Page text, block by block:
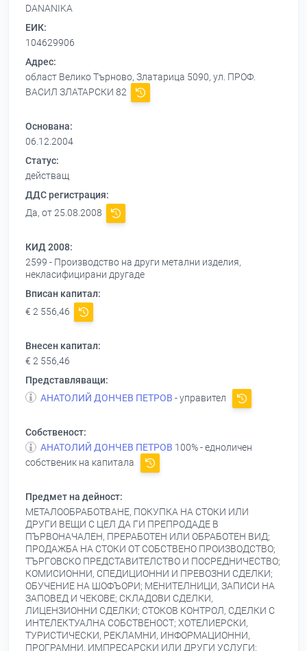
DANANIKA
ЕИК:
104629906
Адрес:
област Велико Търново, Златарица 5090, ул. ПРОФ.
ВАСИЛ ЗЛАТАРСКИ 82
Основана:
06.12.2004
Статус:
действащ
ДДС регистрация:
Да, от 25.08.2008
КИД 2008:
2599 - Производство на други метални изделия,
некласифицирани другаде
Вписан капитал:
€ 2 556,46
Внесен капитал:
€ 2 556,46
Представляващи:
АНАТОЛИЙ ДОНЧЕВ ПЕТРОВ - управител
Собственост:
АНАТОЛИЙ ДОНЧЕВ ПЕТРОВ 100% - едноличен
собственик на капитала
Предмет на дейност:
МЕТАЛООБРАБОТВАНЕ, ПОКУПКА НА СТОКИ ИЛИ
ДРУГИ ВЕЩИ С ЦЕЛ ДА ГИ ПРЕПРОДАДЕ В
ПЪРВОНАЧАЛЕН, ПРЕРАБОТЕН ИЛИ ОБРАБОТЕН ВИД;
ПРОДАЖБА НА СТОКИ ОТ СОБСТВЕНО ПРОИЗВОДСТВО;
ТЪРГОВСКО ПРЕДСТАВИТЕЛСТВО И ПОСРЕДНИЧЕСТВО;
КОМИСИОННИ, СПЕДИЦИОННИ И ПРЕВОЗНИ СДЕЛКИ;
ОБУЧЕНИЕ НА ШОФЪОРИ; МЕНИТЕЛНИЦИ, ЗАПИСИ НА
ЗАПОВЕД И ЧЕКОВЕ; СКЛАДОВИ СДЕЛКИ,
ЛИЦЕНЗИОННИ СДЕЛКИ; СТОКОВ КОНТРОЛ, СДЕЛКИ С
ИНТЕЛЕКТУАЛНА СОБСТВЕНОСТ; ХОТЕЛИЕРСКИ,
ТУРИСТИЧЕСКИ, РЕКЛАМНИ, ИНФОРМАЦИОННИ,
ПРОГРАМНИ, ИМПРЕСАРСКИ ИЛИ ДРУГИ УСЛУГИ;